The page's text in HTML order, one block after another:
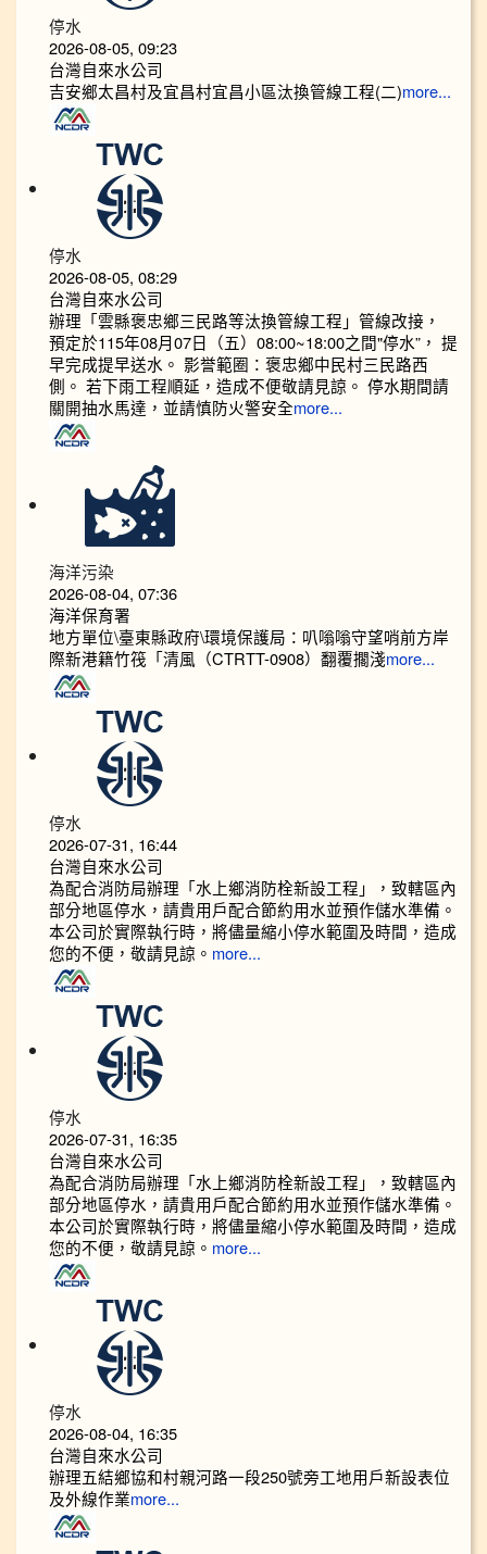
停水
2026-08-05, 09:23
台灣自來水公司
吉安鄉太昌村及宜昌村宜昌小區汰換管線工程(二)more...
停水
2026-08-05, 08:29
台灣自來水公司
辦理「雲縣褒忠鄉三民路等汰換管線工程」管線改接，
預定於115年08月07日（五）08:00~18:00之間"停水”， 提
早完成提早送水。 影誉範圈：褒忠鄉中民村三民路西
側。 若下雨工程順延，造成不便敬請見諒。 停水期間請
關開抽水馬達，並請慎防火警安全more...
海洋污染
2026-08-04, 07:36
海洋保育署
地方單位\臺東縣政府\環境保護局：叭嗡嗡守望哨前方岸
際新港籍竹筏「清風（CTRTT-0908）翻覆擱淺more...
停水
2026-07-31, 16:44
台灣自來水公司
為配合消防局辦理「水上鄉消防栓新設工程」，致轄區內
部分地區停水，請貴用戶配合節約用水並預作儲水準備。
本公司於實際執行時，將儘量縮小停水範圍及時間，造成
您的不便，敬請見諒。 more...
停水
2026-07-31, 16:35
台灣自來水公司
為配合消防局辦理「水上鄉消防栓新設工程」，致轄區內
部分地區停水，請貴用戶配合節約用水並預作儲水準備。
本公司於實際執行時，將儘量縮小停水範圍及時間，造成
您的不便，敬請見諒。 more...
停水
2026-08-04, 16:35
台灣自來水公司
辦理五結鄉協和村親河路一段250號旁工地用戶新設表位
及外線作業more...